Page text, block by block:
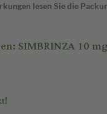
lesen Sie die
SIMBRINZA 10